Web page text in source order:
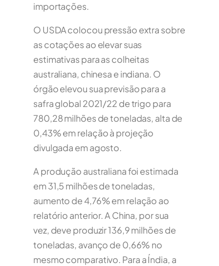
importações.
O USDA colocou pressão extra sobre
as cotações ao elevar suas
estimativas para as colheitas
australiana, chinesa e indiana. O
órgão elevou sua previsão para a
safra global 2021/22 de trigo para
780,28 milhões de toneladas, alta de
0,43% em relação à projeção
divulgada em agosto.
A produção australiana foi estimada
em 31,5 milhões de toneladas,
aumento de 4,76% em relação ao
relatório anterior. A China, por sua
vez, deve produzir 136,9 milhões de
toneladas, avanço de 0,66% no
mesmo comparativo. Para a Índia, a